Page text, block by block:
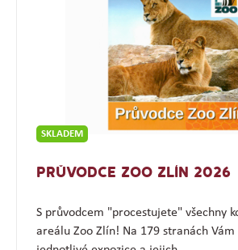
SKLADEM
PRŮVODCE ZOO ZLÍN 2026
S průvodcem "procestujete" všechny
areálu Zoo Zlín! Na 179 stranách